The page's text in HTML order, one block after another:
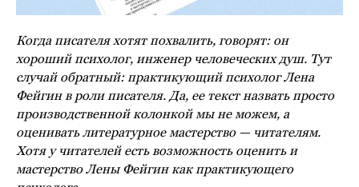
Когда писателя хотят похвалить, говорят: он
хороший психолог, инженер человеческих душ. Тут
случай обратный: практикующий психолог Лена
Фейгин в роли писателя. Да, ее текст назвать просто
производственной колонкой мы не можем, а
оценивать литературное мастерство — читателям.
Хотя у читателей есть возможность оценить и
мастерство Лены Фейгин как практикующего